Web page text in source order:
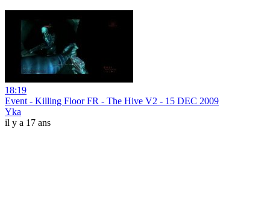
18:19
Event - Killing Floor FR - The Hive V2 - 15 DEC 2009
Yka
il y a 17 ans